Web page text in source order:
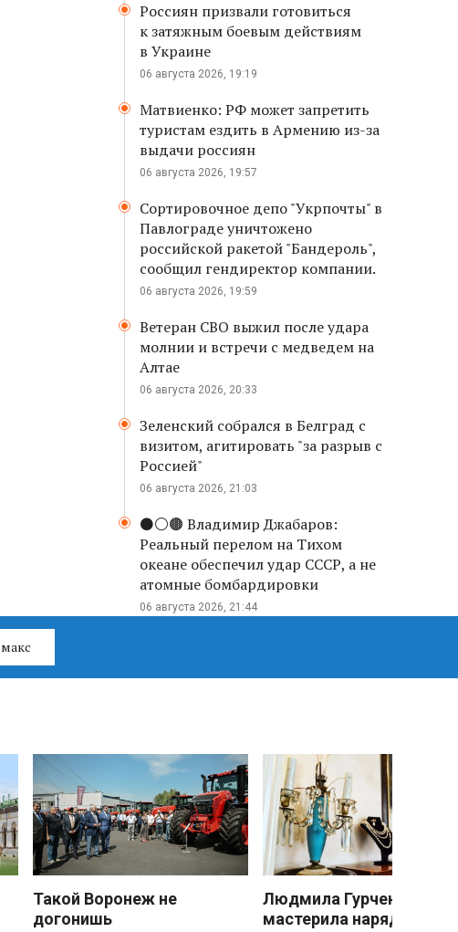
Россиян призвали готовиться
к затяжным боевым действиям
в Украине
06 августа 2026, 19:19
Матвиенко: РФ может запретить
туристам ездить в Армению из-за
выдачи россиян
06 августа 2026, 19:57
Сортировочное депо "Укрпочты" в
Павлограде уничтожено
российской ракетой "Бандероль",
сообщил гендиректор компании.
06 августа 2026, 19:59
Ветеран СВО выжил после удара
молнии и встречи с медведем на
Алтае
06 августа 2026, 20:33
Зеленский собрался в Белград с
визитом, агитировать "за разрыв с
Россией"
06 августа 2026, 21:03
⚫️⚪️🟤 Владимир Джабаров:
Реальный перелом на Тихом
океане обеспечил удар СССР, а не
атомные бомбардировки
06 августа 2026, 21:44
макс
Такой Воронеж не
догонишь
Людмила Гурченко
мастерила наряды из